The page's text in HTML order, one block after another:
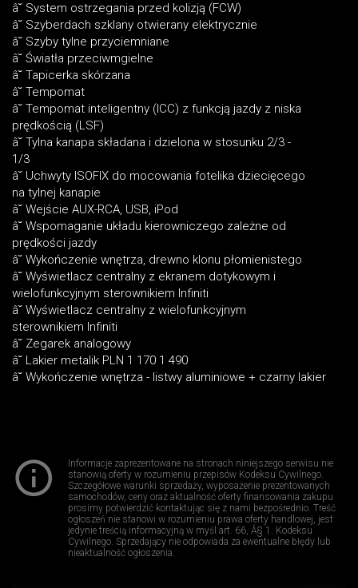
â˘ System ostrzegania przed kolizją (FCW)
â˘ Szyberdach szklany otwierany elektrycznie
â˘ Szyby tylne przyciemniane
â˘ Światła przeciwmgielne
â˘ Tapicerka skórzana
â˘ Tempomat
â˘ Tempomat inteligentny (ICC) z funkcją jazdy z niska
prędkością (LSF)
â˘ Tylna kanapa składana i dzielona w stosunku 2/3 -
1/3
â˘ Uchwyty ISOFIX do mocowania fotelika dziecięcego
na tylnej kanapie
â˘ Wejście AUX-RCA, USB, iPod
â˘ Wspomaganie układu kierowniczego zależne od
prędkości jazdy
â˘ Wykończenie wnętrza, drewno klonu płomienistego
â˘ Wyświetlacz centralny z ekranem dotykowym i
wielofunkcyjnym sterownikiem Infiniti
â˘ Wyświetlacz centralny z wielofunkcyjnym
sterownikiem Infiniti
â˘ Zegarek analogowy
â˘ Lakier metalik PLN 1 170 1 490
â˘ Wykończenie wnętrza - listwy aluminiowe + czarny lakier
Informacje zaprezentowane na stronach niniejszego serwisu nie
stanowią oferty w rozumieniu przepisów Kodeksu Cywilnego.
Szczegółowe warunki sprzedaży, wyposażenie prezentowanych
samochodów, ceny oraz aktualność oferty finansowania zakupu
prosimy potwierdzić kontaktując się z nami bezpośrednio. Treść
ogłoszeń nie stanowi w rozumieniu prawa oferty handlowej, jest
jedynie treścią informacyjną w myśl art. 66, Â§ 1. Kodeksu
Cywilnego. Sprzedający nie odpowiada za ewentualne błędy lub
nieaktualność ogłoszenia.